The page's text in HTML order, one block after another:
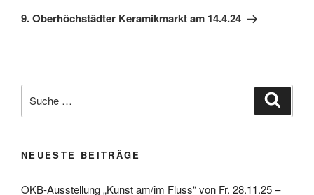
Beitrag
9. Oberhöchstädter Keramikmarkt am 14.4.24
nach:
NEUESTE BEITRÄGE
OKB-Ausstellung „Kunst am/im Fluss“ von Fr. 28.11.25 –